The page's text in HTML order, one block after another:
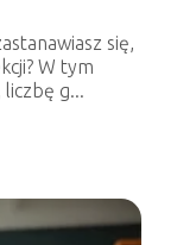
się,
W tym
liczbę g...